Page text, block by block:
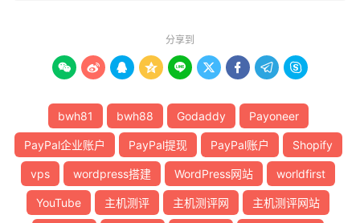
分享到
        
bwh81 bwh88 Godaddy Payoneer
PayPal企业账户 PayPal提现 PayPal账户 Shopify
vps wordpress搭建 WordPress网站 worldfirst
YouTube 主机测评 主机测评网 主机测评网站